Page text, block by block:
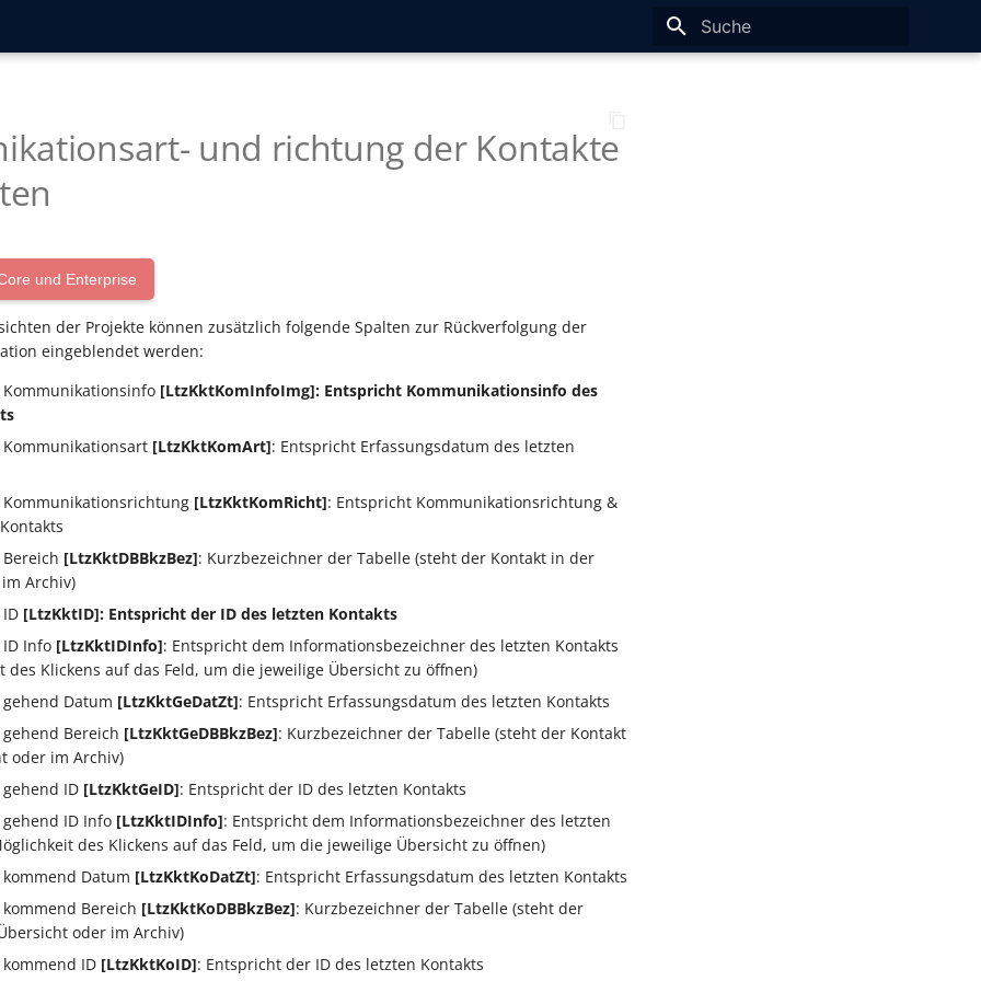
und richtung der Kontakte
und Enterprise
der Projekte können zusätzlich folgende Spalten zur Rückverfolgung der
eingeblendet werden:
[LtzKktKomInfoImg]: Entspricht Kommunikationsinfo des
[LtzKktKomArt]: Entspricht Erfassungsdatum des letzten
Kommunikationsrichtung [LtzKktKomRicht]: Entspricht Kommunikationsrichtung &
[LtzKktDBBkzBez]: Kurzbezeichner der Tabelle (steht der Kontakt in der
Archiv)
[LtzKktID]: Entspricht der ID des letzten Kontakts
Info [LtzKktIDInfo]: Entspricht dem Informationsbezeichner des letzten Kontakts
des Klickens auf das Feld, um die jeweilige Übersicht zu öffnen)
Datum [LtzKktGeDatZt]: Entspricht Erfassungsdatum des letzten Kontakts
Bereich [LtzKktGeDBBkzBez]: Kurzbezeichner der Tabelle (steht der Kontakt
oder im Archiv)
ID [LtzKktGeID]: Entspricht der ID des letzten Kontakts
ID Info [LtzKktIDInfo]: Entspricht dem Informationsbezeichner des letzten
des Klickens auf das Feld, um die jeweilige Übersicht zu öffnen)
Datum [LtzKktKoDatZt]: Entspricht Erfassungsdatum des letzten Kontakts
Bereich [LtzKktKoDBBkzBez]: Kurzbezeichner der Tabelle (steht der
oder im Archiv)
ID [LtzKktKoID]: Entspricht der ID des letzten Kontakts